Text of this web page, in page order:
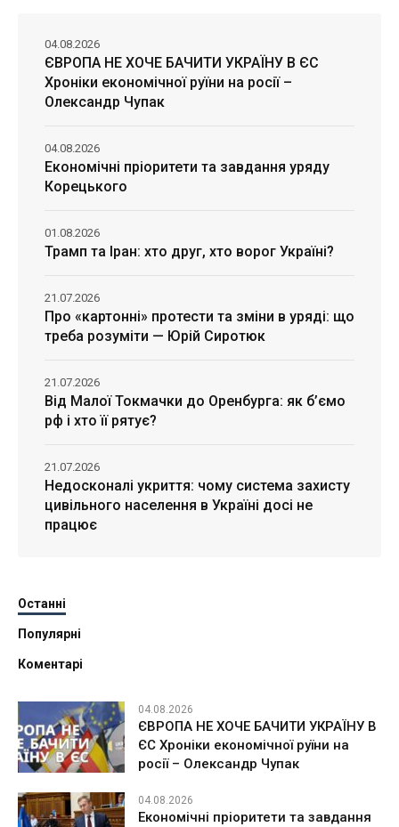
ЄВРОПА НЕ ХОЧЕ БАЧИТИ УКРАЇНУ В ЄС
Хроніки економічної руїни на росії –
Олександр Чупак
04.08.2026
Економічні пріоритети та завдання уряду
Корецького
04.08.2026
Трамп та Іран: хто друг, хто ворог Україні?
01.08.2026
Про «картонні» протести та зміни в уряді: що
треба розуміти — Юрій Сиротюк
21.07.2026
Від Малої Токмачки до Оренбурга: як б’ємо
рф і хто її рятує?
21.07.2026
Недосконалі укриття: чому система захисту
цивільного населення в Україні досі не
працює
21.07.2026
Останні
Популярні
Коментарі
04.08.2026
ЄВРОПА НЕ ХОЧЕ БАЧИТИ УКРАЇНУ В
ЄС Хроніки економічної руїни на
росії – Олександр Чупак
04.08.2026
Економічні пріоритети та завдання